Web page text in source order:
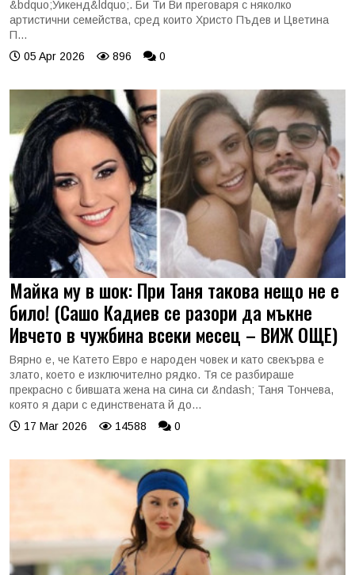
&bdquo;Уикенд&ldquo;. Би Ти Ви преговаря с няколко
артистични семейства, сред които Христо Пъдев и Цветина
П...
05 Apr 2026
896 0
Майка му в шок: При Таня такова нещо не е
било! (Сашо Кадиев се разори да мъкне
Ивчето в чужбина всеки месец – ВИЖ ОЩЕ)
Вярно е, че Катето Евро е народен човек и като свекърва е
злато, което е изключително рядко. Тя се разбираше
прекрасно с бившата жена на сина си &ndash; Таня Тончева,
която я дари с единствената й до...
17 Mar 2026
14588 0